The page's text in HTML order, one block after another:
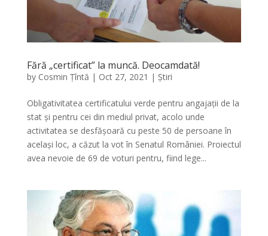
Fără „certificat” la muncă. Deocamdată!
by Cosmin Țîntă | Oct 27, 2021 | Știri
Obligativitatea certificatului verde pentru angajații de la
stat și pentru cei din mediul privat, acolo unde
activitatea se desfășoară cu peste 50 de persoane în
același loc, a căzut la vot în Senatul României. Proiectul
avea nevoie de 69 de voturi pentru, fiind lege...